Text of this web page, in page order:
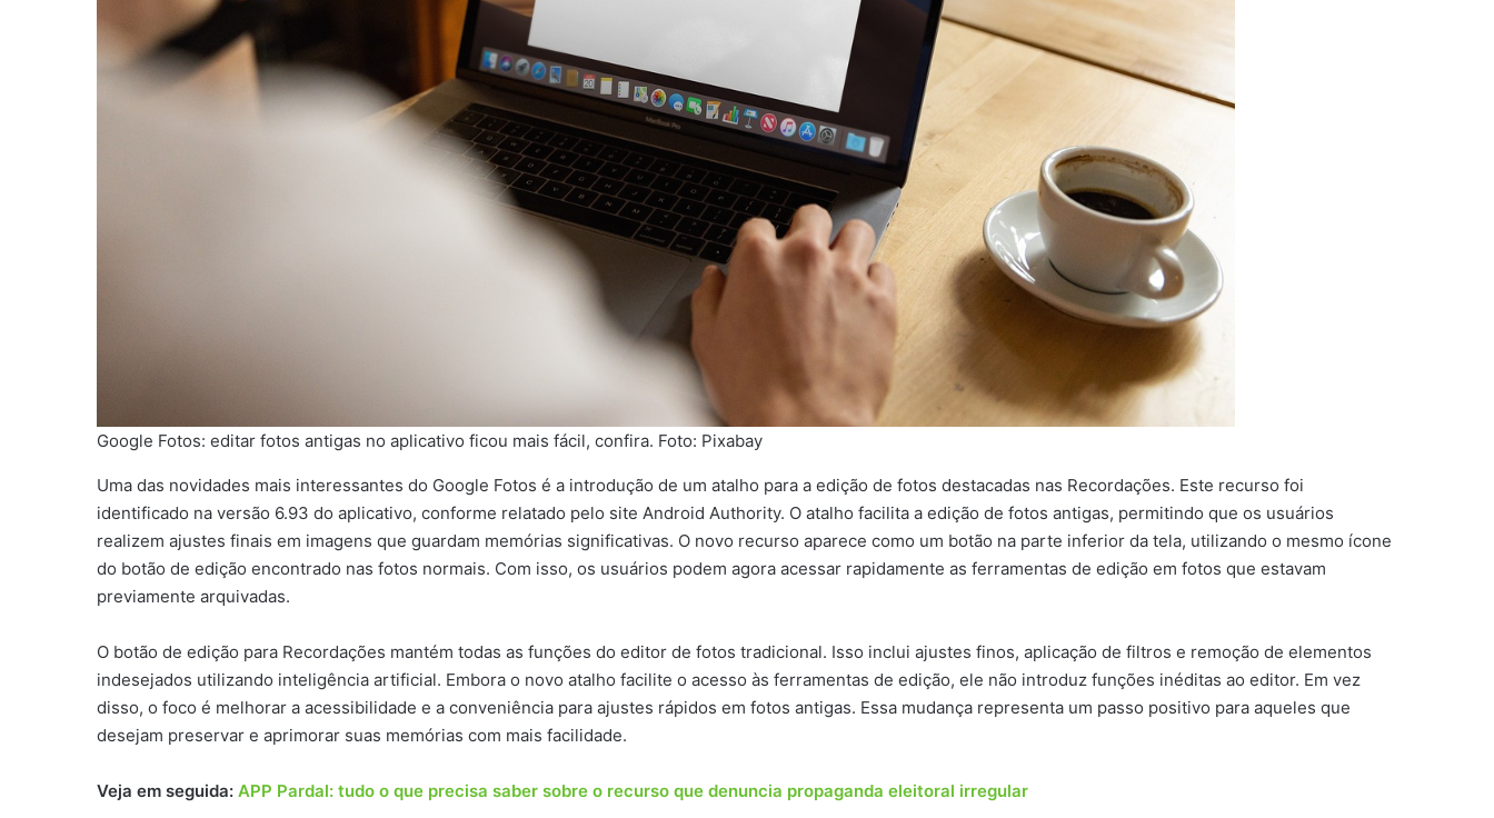
Google Fotos: editar fotos antigas no aplicativo ficou mais fácil, confira. Foto: Pixabay
Uma das novidades mais interessantes do Google Fotos é a introdução de um atalho para a edição de fotos destacadas nas Recordações. Este recurso foi
identificado na versão 6.93 do aplicativo, conforme relatado pelo site Android Authority. O atalho facilita a edição de fotos antigas, permitindo que os usuários
realizem ajustes finais em imagens que guardam memórias significativas. O novo recurso aparece como um botão na parte inferior da tela, utilizando o mesmo ícone
do botão de edição encontrado nas fotos normais. Com isso, os usuários podem agora acessar rapidamente as ferramentas de edição em fotos que estavam
previamente arquivadas.
O botão de edição para Recordações mantém todas as funções do editor de fotos tradicional. Isso inclui ajustes finos, aplicação de filtros e remoção de elementos
indesejados utilizando inteligência artificial. Embora o novo atalho facilite o acesso às ferramentas de edição, ele não introduz funções inéditas ao editor. Em vez
disso, o foco é melhorar a acessibilidade e a conveniência para ajustes rápidos em fotos antigas. Essa mudança representa um passo positivo para aqueles que
desejam preservar e aprimorar suas memórias com mais facilidade.
Veja em seguida: APP Pardal: tudo o que precisa saber sobre o recurso que denuncia propaganda eleitoral irregular